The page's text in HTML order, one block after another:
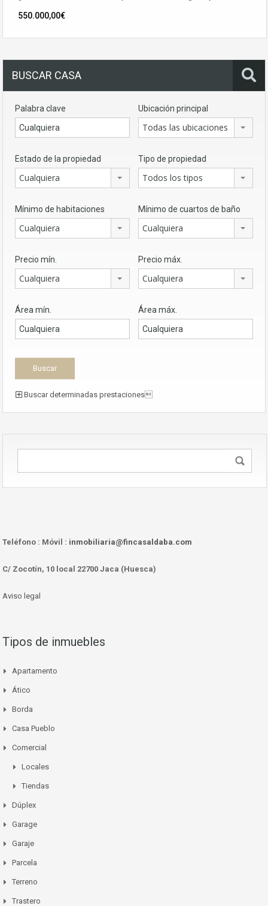
550.000,00€
BUSCAR CASA
Palabra clave Ubicación principal
Todas las ubicaciones
Estado de la propiedad
Cualquiera
Tipo de propiedad
Todos los tipos
Mínimo de habitaciones
Cualquiera
Mínimo de cuartos de baño
Cualquiera
Precio mín.
Cualquiera
Precio máx.
Cualquiera
Área mín. Área máx.
Buscar determinadas prestaciones
Teléfono : Móvil : inmobiliaria@fincasaldaba.com
C/ Zocotín, 10 local 22700 Jaca (Huesca)
Aviso legal
Tipos de inmuebles
Apartamento
Ático
Borda
Casa Pueblo
Comercial
Locales
Tiendas
Dúplex
Garage
Garaje
Parcela
Terreno
Trastero